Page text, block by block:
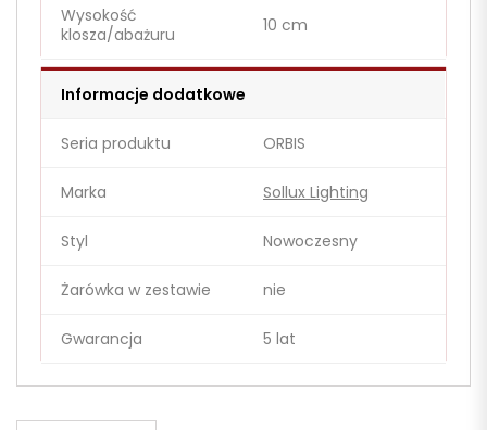
Wysokość
klosza/abażuru
10 cm
Informacje dodatkowe
Seria produktu ORBIS
Marka Sollux Lighting
Styl Nowoczesny
Żarówka w zestawie nie
Gwarancja 5 lat